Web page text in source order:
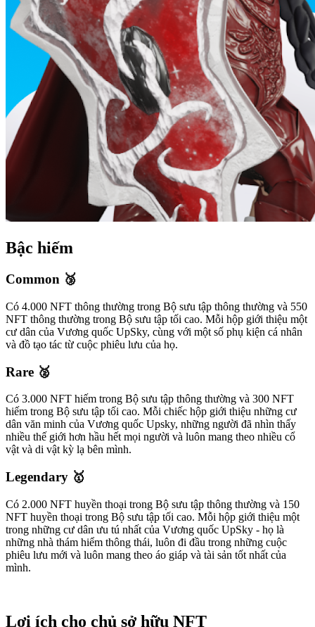
Bậc hiếm
Common 🥉
Có 4.000 NFT thông thường trong Bộ sưu tập thông thường và 550
NFT thông thường trong Bộ sưu tập tối cao. Mỗi hộp giới thiệu một
cư dân của Vương quốc UpSky, cùng với một số phụ kiện cá nhân
và đồ tạo tác từ cuộc phiêu lưu của họ.​
Rare 🥈
Có 3.000 NFT hiếm trong Bộ sưu tập thông thường và 300 NFT
hiếm trong Bộ sưu tập tối cao. Mỗi chiếc hộp giới thiệu những cư
dân văn minh của Vương quốc Upsky, những người đã nhìn thấy
nhiều thế giới hơn hầu hết mọi người và luôn mang theo nhiều cổ
vật và di vật kỳ lạ bên mình.​
Legendary 🥇
Có 2.000 NFT huyền thoại trong Bộ sưu tập thông thường và 150
NFT huyền thoại trong Bộ sưu tập tối cao. Mỗi hộp giới thiệu một
trong những cư dân ưu tú nhất của Vương quốc UpSky - họ là
những nhà thám hiểm thông thái, luôn đi đầu trong những cuộc
phiêu lưu mới và luôn mang theo áo giáp và tài sản tốt nhất của
mình.
Lợi ích cho chủ sở hữu NFT